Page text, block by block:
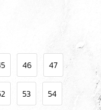
46 47
53 54